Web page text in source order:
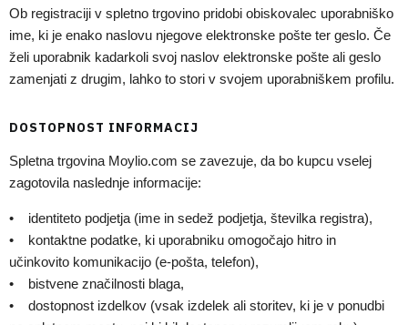
Ob registraciji v spletno trgovino pridobi obiskovalec uporabniško
ime, ki je enako naslovu njegove elektronske pošte ter geslo. Če
želi uporabnik kadarkoli svoj naslov elektronske pošte ali geslo
zamenjati z drugim, lahko to stori v svojem uporabniškem profilu.
DOSTOPNOST INFORMACIJ
Spletna trgovina Moylio.com se zavezuje, da bo kupcu vselej
zagotovila naslednje informacije:
• identiteto podjetja (ime in sedež podjetja, številka registra),
• kontaktne podatke, ki uporabniku omogočajo hitro in
učinkovito komunikacijo (e-pošta, telefon),
• bistvene značilnosti blaga,
• dostopnost izdelkov (vsak izdelek ali storitev, ki je v ponudbi